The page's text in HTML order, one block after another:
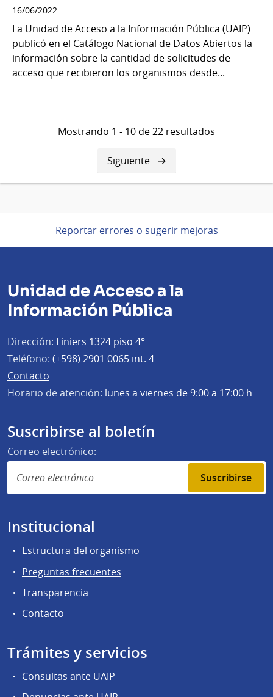
16/06/2022
La Unidad de Acceso a la Información Pública (UAIP)
publicó en el Catálogo Nacional de Datos Abiertos la
información sobre la cantidad de solicitudes de
acceso que recibieron los organismos desde...
Mostrando 1 - 10 de 22 resultados
Siguiente
página
Siguiente
Reportar errores o sugerir mejoras
Unidad de Acceso a la
Información Pública
Dirección: Liniers 1324 piso 4°
Teléfono: (+598) 2901 0065 int. 4
Contacto
Horario de atención: lunes a viernes de 9:00 a 17:00 h
Suscribirse al boletín
Correo electrónico:
Suscribirse
Institucional
Estructura del organismo
Preguntas frecuentes
Transparencia
Contacto
Trámites y servicios
Consultas ante UAIP